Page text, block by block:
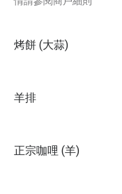
烤餅 (大蒜)
羊排
正宗咖哩 (羊)